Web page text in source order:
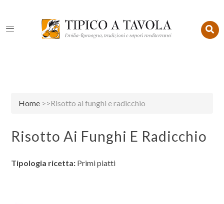
Home >>Risotto ai funghi e radicchio
Risotto Ai Funghi E Radicchio
Tipologia ricetta: Primi piatti